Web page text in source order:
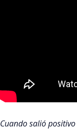
Cuando salió